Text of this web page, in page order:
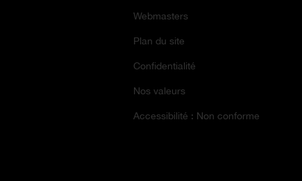
Webmasters
Plan du site
Confidentialité
Nos valeurs
Accessibilité : Non conforme